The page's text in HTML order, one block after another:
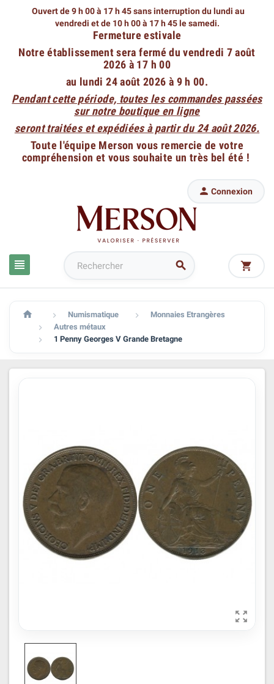
Ouvert de 9 h 00 à 17 h 45 sans interruption du lundi au
vendredi et de 10 h 00 à 17 h 45 le samedi.
Fermeture estivale
Notre établissement sera fermé du vendredi 7 août
2026 à 17 h 00
au lundi 24 août 2026 à 9 h 00.
Pendant cette période, toutes les commandes passées
sur notre boutique en ligne
seront traitées et expédiées à partir du 24 août 2026.
Toute l'équipe Merson vous remercie de votre
compréhension et vous souhaite un très bel été !
 
 Connexion

  Numismatique  Monnaies Etrangères
 Autres métaux
 1 Penny Georges V Grande Bretagne
